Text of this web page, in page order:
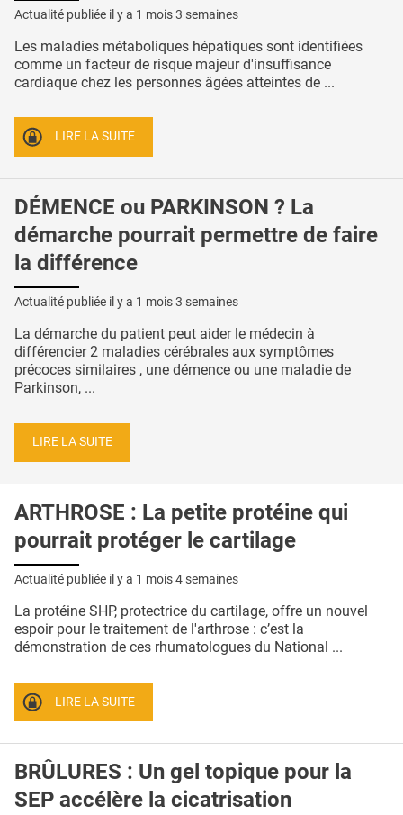
Actualité publiée il y a 1 mois 3 semaines
Les maladies métaboliques hépatiques sont identifiées
comme un facteur de risque majeur d'insuffisance
cardiaque chez les personnes âgées atteintes de ...
LIRE LA SUITE
DÉMENCE ou PARKINSON ? La
démarche pourrait permettre de faire
la différence
Actualité publiée il y a 1 mois 3 semaines
La démarche du patient peut aider le médecin à
différencier 2 maladies cérébrales aux symptômes
précoces similaires , une démence ou une maladie de
Parkinson, ...
LIRE LA SUITE
ARTHROSE : La petite protéine qui
pourrait protéger le cartilage
Actualité publiée il y a 1 mois 4 semaines
La protéine SHP, protectrice du cartilage, offre un nouvel
espoir pour le traitement de l'arthrose : c’est la
démonstration de ces rhumatologues du National ...
LIRE LA SUITE
BRÛLURES : Un gel topique pour la
SEP accélère la cicatrisation